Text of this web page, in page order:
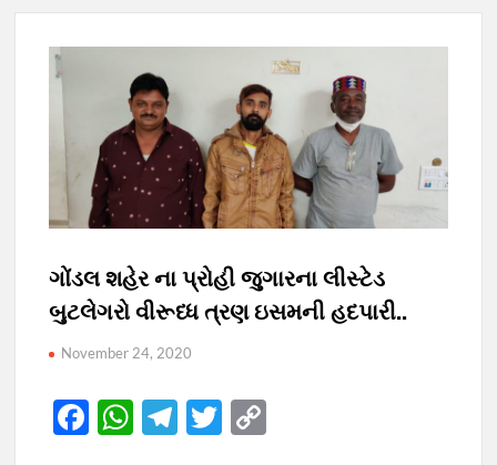
ગોંડલ શહેર ના પ્રોહી જુગારના લીસ્ટેડ
બુટલેગરો વીરૂધ્ધ ત્રણ ઇસમની હદપારી..
November 24, 2020
F
W T
T